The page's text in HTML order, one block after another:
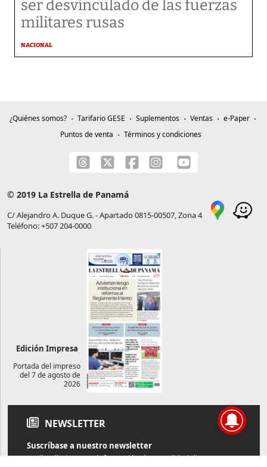
ser desvinculado de las fuerzas
militares rusas
NACIONAL
¿Quiénes somos? Tarifario GESE Suplementos Ventas
e-Paper
Puntos de venta
Términos y condiciones
© 2019 La Estrella de Panamá
C/ Alejandro A. Duque G. - Apartado 0815-00507, Zona 4
Teléfono: +507 204-0000
Edición Impresa
Portada del impreso
del 7 de agosto de
2026
NEWSLETTER
Suscríbase a nuestro newsletter
Reciba diariamente información de actualidad directamente en